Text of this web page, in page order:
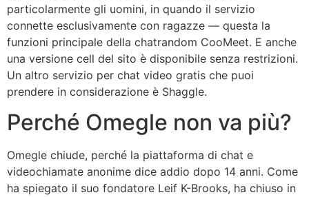
particolarmente gli uomini, in quando il servizio
connette esclusivamente con ragazze — questa la
funzioni principale della chatrandom CooMeet. E anche
una versione cell del sito è disponibile senza restrizioni.
Un altro servizio per chat video gratis che puoi
prendere in considerazione è Shaggle.
Perché Omegle non va più?
Omegle chiude, perché la piattaforma di chat e
videochiamate anonime dice addio dopo 14 anni. Come
ha spiegato il suo fondatore Leif K-Brooks, ha chiuso in